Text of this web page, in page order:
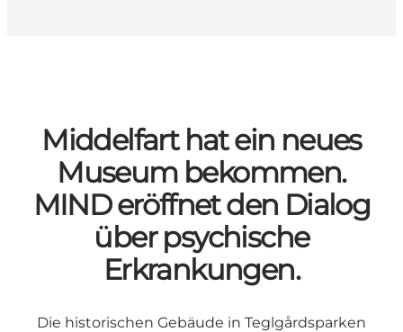
Middelfart hat ein neues
Museum bekommen.
MIND eröffnet den Dialog
über psychische
Erkrankungen.
Die historischen Gebäude in Teglgårdsparken